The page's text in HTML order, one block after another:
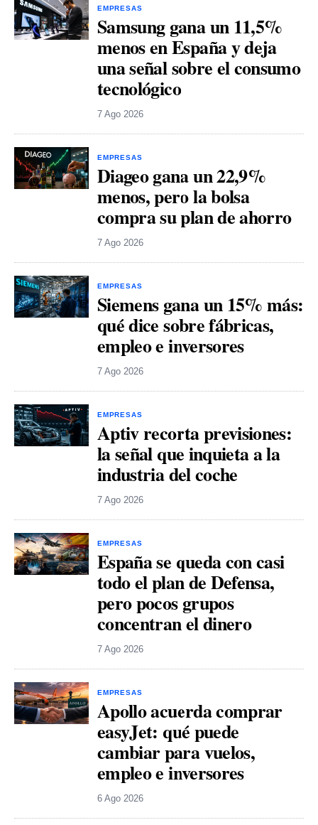
EMPRESAS
Samsung gana un 11,5%
menos en España y deja
una señal sobre el consumo
tecnológico
7 Ago 2026
EMPRESAS
Diageo gana un 22,9%
menos, pero la bolsa
compra su plan de ahorro
7 Ago 2026
EMPRESAS
Siemens gana un 15% más:
qué dice sobre fábricas,
empleo e inversores
7 Ago 2026
EMPRESAS
Aptiv recorta previsiones:
la señal que inquieta a la
industria del coche
7 Ago 2026
EMPRESAS
España se queda con casi
todo el plan de Defensa,
pero pocos grupos
concentran el dinero
7 Ago 2026
EMPRESAS
Apollo acuerda comprar
easyJet: qué puede
cambiar para vuelos,
empleo e inversores
6 Ago 2026